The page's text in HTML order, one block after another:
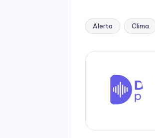
Tags:
Alerta Clima